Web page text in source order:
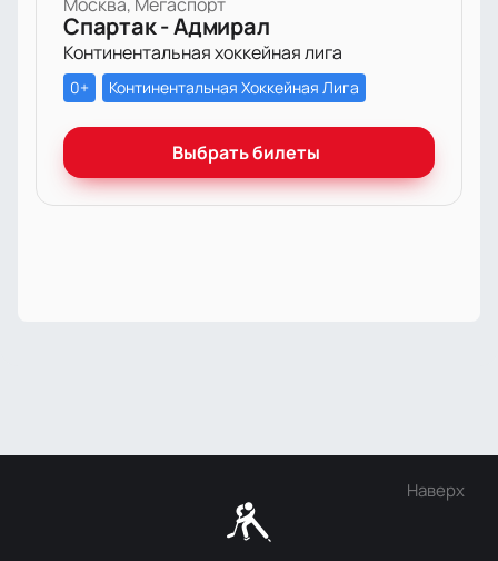
Спартак - Адмирал
Континентальная хоккейная лига
0+ Континентальная Хоккейная Лига
Выбрать билеты
Наверх